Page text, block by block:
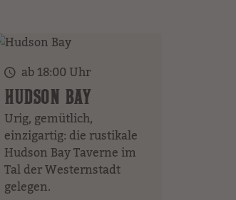
ab 18:00 Uhr
HUDSON BAY
Urig, gemütlich,
einzigartig: die rustikale
Hudson Bay Taverne im
Tal der Westernstadt
gelegen.